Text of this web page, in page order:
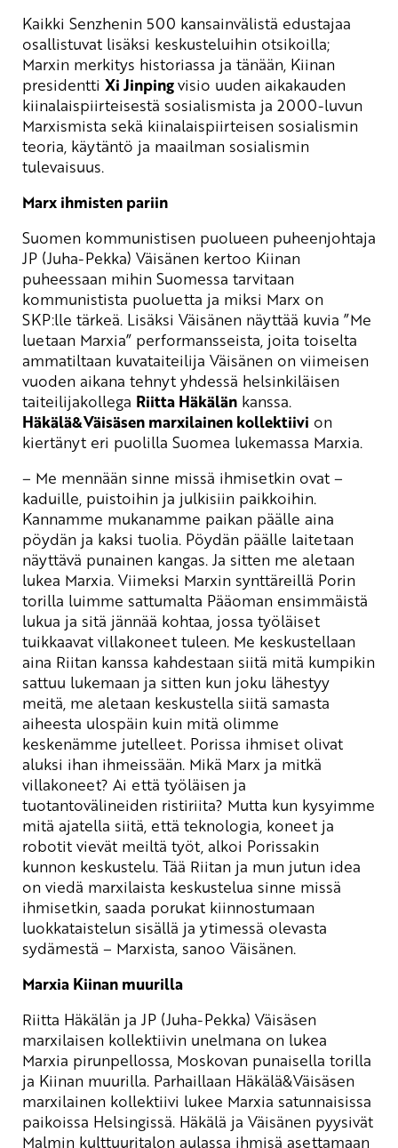
Kaikki Senzhenin 500 kansainvälistä edustajaa
osallistuvat lisäksi keskusteluihin otsikoilla;
Marxin merkitys historiassa ja tänään, Kiinan
presidentti Xi Jinpingvisio uuden aikakauden
kiinalaispiirteisestä sosialismista ja 2000-luvun
Marxismista sekä kiinalaispiirteisen sosialismin
teoria, käytäntö ja maailman sosialismin
tulevaisuus.
Marx ihmisten pariin
Suomen kommunistisen puolueen puheenjohtaja
JP (Juha-Pekka) Väisänen kertoo Kiinan
puheessaan mihin Suomessa tarvitaan
kommunistista puoluetta ja miksi Marx on
SKP:lle tärkeä. Lisäksi Väisänen näyttää kuvia ”Me
luetaan Marxia” performansseista, joita toiselta
ammatiltaan kuvataiteilija Väisänen on viimeisen
vuoden aikana tehnyt yhdessä helsinkiläisen
taiteilijakollega Riitta Häkälän kanssa.
Häkälä&Väisäsen marxilainen kollektiivi on
kiertänyt eri puolilla Suomea lukemassa Marxia.
– Me mennään sinne missä ihmisetkin ovat –
kaduille, puistoihin ja julkisiin paikkoihin.
Kannamme mukanamme paikan päälle aina
pöydän ja kaksi tuolia. Pöydän päälle laitetaan
näyttävä punainen kangas. Ja sitten me aletaan
lukea Marxia. Viimeksi Marxin synttäreillä Porin
torilla luimme sattumalta Pääoman ensimmäistä
lukua ja sitä jännää kohtaa, jossa työläiset
tuikkaavat villakoneet tuleen. Me keskustellaan
aina Riitan kanssa kahdestaan siitä mitä kumpikin
sattuu lukemaan ja sitten kun joku lähestyy
meitä, me aletaan keskustella siitä samasta
aiheesta ulospäin kuin mitä olimme
keskenämme jutelleet. Porissa ihmiset olivat
aluksi ihan ihmeissään. Mikä Marx ja mitkä
villakoneet? Ai että työläisen ja
tuotantovälineiden ristiriita? Mutta kun kysyimme
mitä ajatella siitä, että teknologia, koneet ja
robotit vievät meiltä työt, alkoi Porissakin
kunnon keskustelu. Tää Riitan ja mun jutun idea
on viedä marxilaista keskustelua sinne missä
ihmisetkin, saada porukat kiinnostumaan
luokkataistelun sisällä ja ytimessä olevasta
sydämestä – Marxista, sanoo Väisänen.
Marxia Kiinan muurilla
Riitta Häkälän ja JP (Juha-Pekka) Väisäsen
marxilaisen kollektiivin unelmana on lukea
Marxia pirunpellossa, Moskovan punaisella torilla
ja Kiinan muurilla. Parhaillaan Häkälä&Väisäsen
marxilainen kollektiivi lukee Marxia satunnaisissa
paikoissa Helsingissä. Häkälä ja Väisänen pyysivät
Malmin kulttuuritalon aulassa ihmisä asettamaan